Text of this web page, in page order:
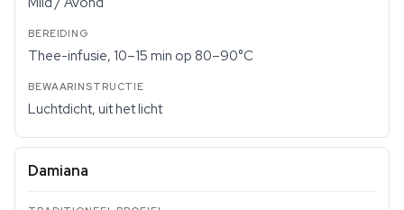
Thee-infusie, 10–15 min op 80–90°C
Luchtdicht, uit het licht
Damiana